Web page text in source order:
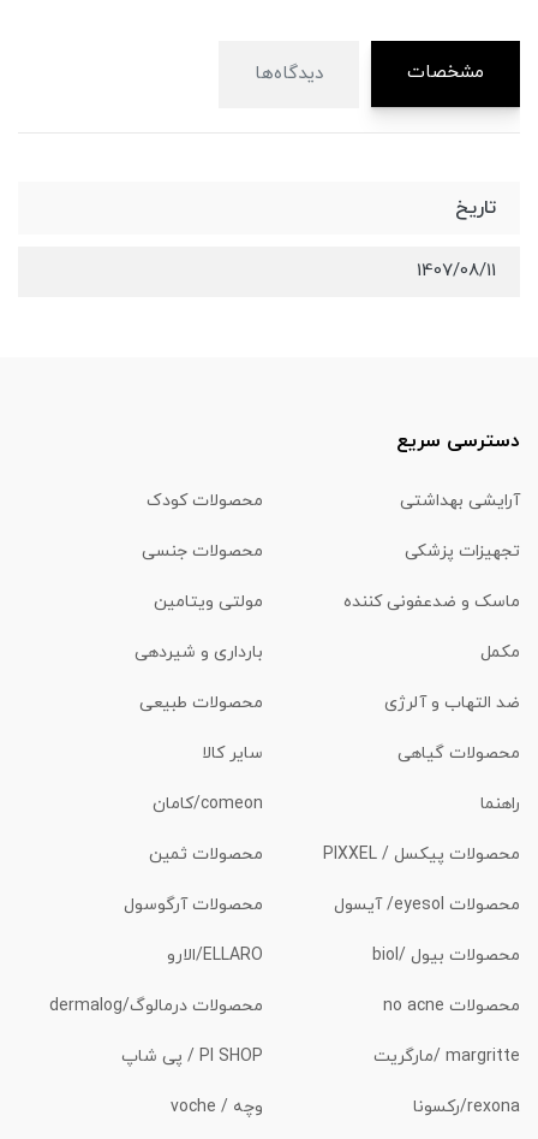
مشخصات دیدگاه‌ها
تاریخ
1407/08/11
دسترسی سریع
آرایشی بهداشتی محصولات کودک
تجهیزات پزشکی محصولات جنسی
ماسک و ضدعفونی کننده مولتی ویتامین
مکمل بارداری و شیردهی
ضد التهاب و آلرژی محصولات طبیعی
محصولات گیاهی سایر کالا
راهنما comeon/کامان
محصولات پیکسل / PIXXEL محصولات ثمین
محصولات eyesol/ آیسول محصولات آرگوسول
محصولات بیول /biol ELLARO/الارو
محصولات no acne محصولات درمالوگ/dermalog
margritte /مارگریت PI SHOP / پی شاپ
rexona/رکسونا وچه / voche